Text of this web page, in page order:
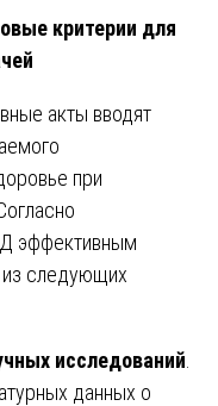
критерии для
акты вводят
при
эффективным
из следующих
исследований
данных о